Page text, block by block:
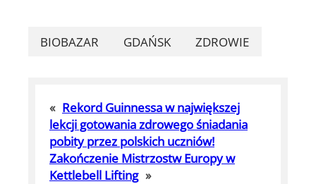
BIOBAZAR GDAŃSK ZDROWIE
« Rekord Guinnessa w największej
lekcji gotowania zdrowego śniadania
pobity przez polskich uczniów!
Zakończenie Mistrzostw Europy w
Kettlebell Lifting »